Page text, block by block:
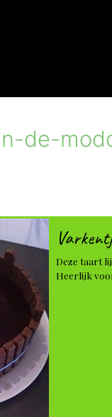
de-
Deze taart
Heerlijk